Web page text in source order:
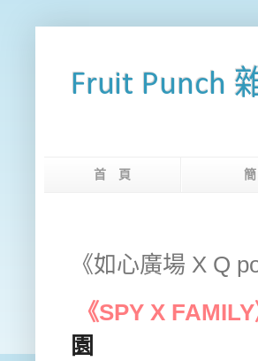
Fruit Punch
首 頁
《如心廣場 X Q
《SPY X FAMILY
園